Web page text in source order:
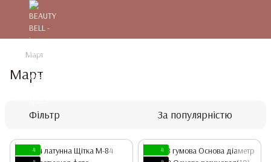
Март
Март
Фільтр За популярністю
4
4